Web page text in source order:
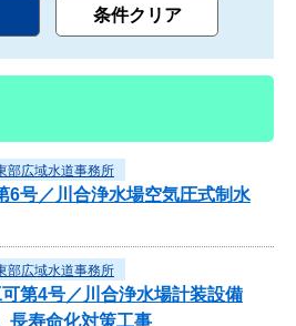
部広域水道事務所
6号／川合浄水場空気圧式制水
部広域水道事務所
可第4号／川合浄水場計装設備
長寿命化対策工事